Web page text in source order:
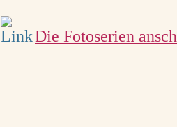
Die Fotoserien